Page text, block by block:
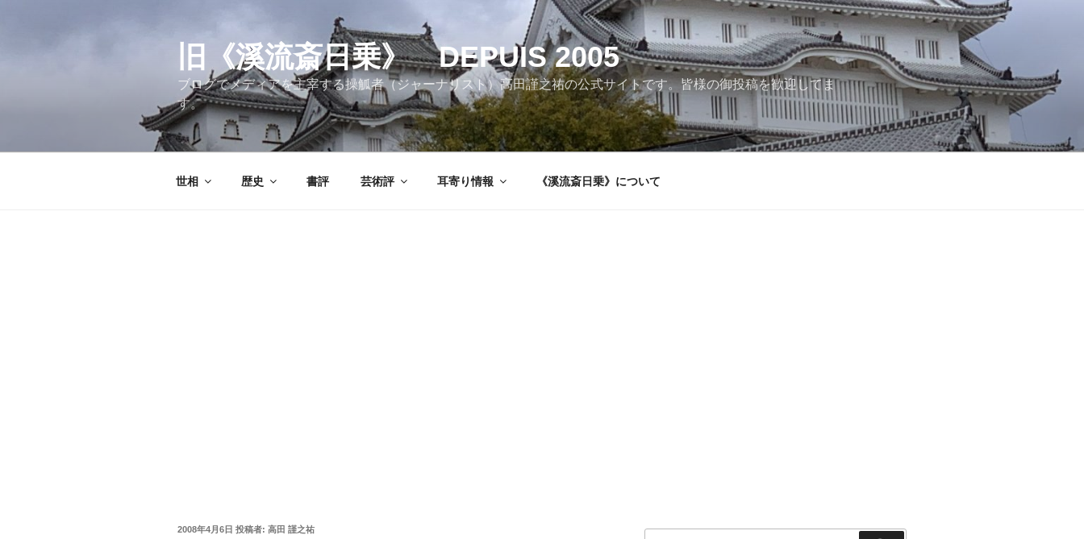
旧《溪流斎日乗》 DEPUIS 2005
ブログでメディアを主宰する操觚者（ジャーナリスト）高田謹之祐の公式サイトです。皆様の御投稿を歓迎してま
す。
世相 歴史 書評 芸術評 耳寄り情報 《溪流斎日乗》について
投
2008年4月6日 投稿者: 高田 謹之祐